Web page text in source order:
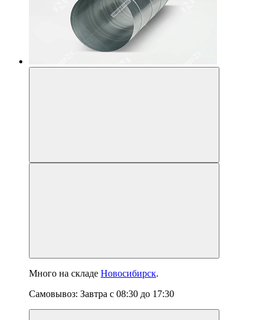
Много на складе Новосибирск.
Самовывоз: Завтра с 08:30 до 17:30